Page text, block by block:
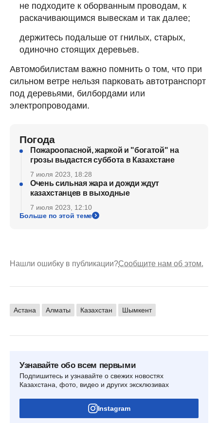
не подходите к оборванным проводам, к
раскачивающимся вывескам и так далее;
держитесь подальше от гнилых, старых,
одиночно стоящих деревьев.
Автомобилистам важно помнить о том, что при
сильном ветре нельзя парковать автотранспорт
под деревьями, билбордами или
электропроводами.
Погода
Пожароопасной, жаркой и "богатой" на
грозы выдастся суббота в Казахстане
7 июля 2023, 18:28
Очень сильная жара и дожди ждут
казахстанцев в выходные
7 июля 2023, 12:10
Больше по этой теме
Нашли ошибку в публикации?Сообщите нам об этом.
Астана Алматы Казахстан Шымкент
Узнавайте обо всем первыми
Подпишитесь и узнавайте о свежих новостях
Казахстана, фото, видео и других эксклюзивах
Instagram